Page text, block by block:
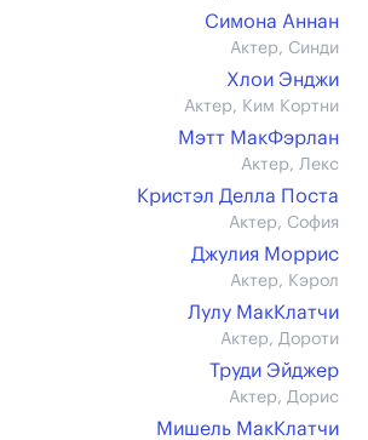
Симона Аннан
Актер, Синди
Хлои Энджи
Актер, Ким Кортни
Мэтт МакФэрлан
Актер, Лекс
Кристэл Делла Поста
Актер, София
Джулия Моррис
Актер, Кэрол
Лулу МакКлатчи
Актер, Дороти
Труди Эйджер
Актер, Дорис
Мишель МакКлатчи